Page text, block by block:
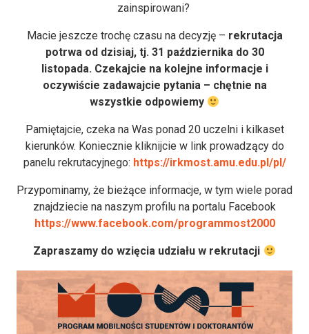
zainspirowani?
Macie jeszcze trochę czasu na decyzję – rekrutacja
potrwa od dzisiaj, tj. 31 października do 30
listopada. Czekajcie na kolejne informacje i
oczywiście zadawajcie pytania – chętnie na
wszystkie odpowiemy
Pamiętajcie, czeka na Was ponad 20 uczelni i kilkaset
kierunków. Koniecznie kliknijcie w link prowadzący do
panelu rekrutacyjnego: https://irkmost.amu.edu.pl/pl/
Przypominamy, że bieżące informacje, w tym wiele porad
znajdziecie na naszym profilu na portalu Facebook
https://www.facebook.com/programmost2000
Zapraszamy do wzięcia udziału w rekrutacji